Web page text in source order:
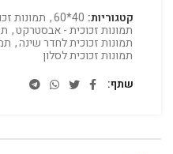
קטגוריות: 40*60
, תמונות
תמונות זכוכית - אבסטרקט,
תמונות זכוכית לחדר שינה,
תמונות זכוכית לסלון
שתף